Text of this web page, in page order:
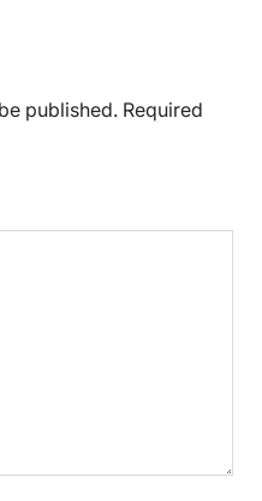
published. Required